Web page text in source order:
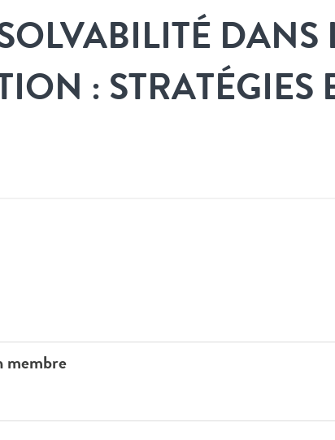
DANS
: STRATÉGIES
membre